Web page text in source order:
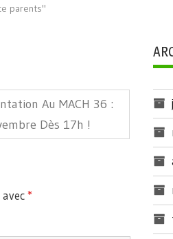
parents"
Au MACH 36 :
Dès 17h !
*